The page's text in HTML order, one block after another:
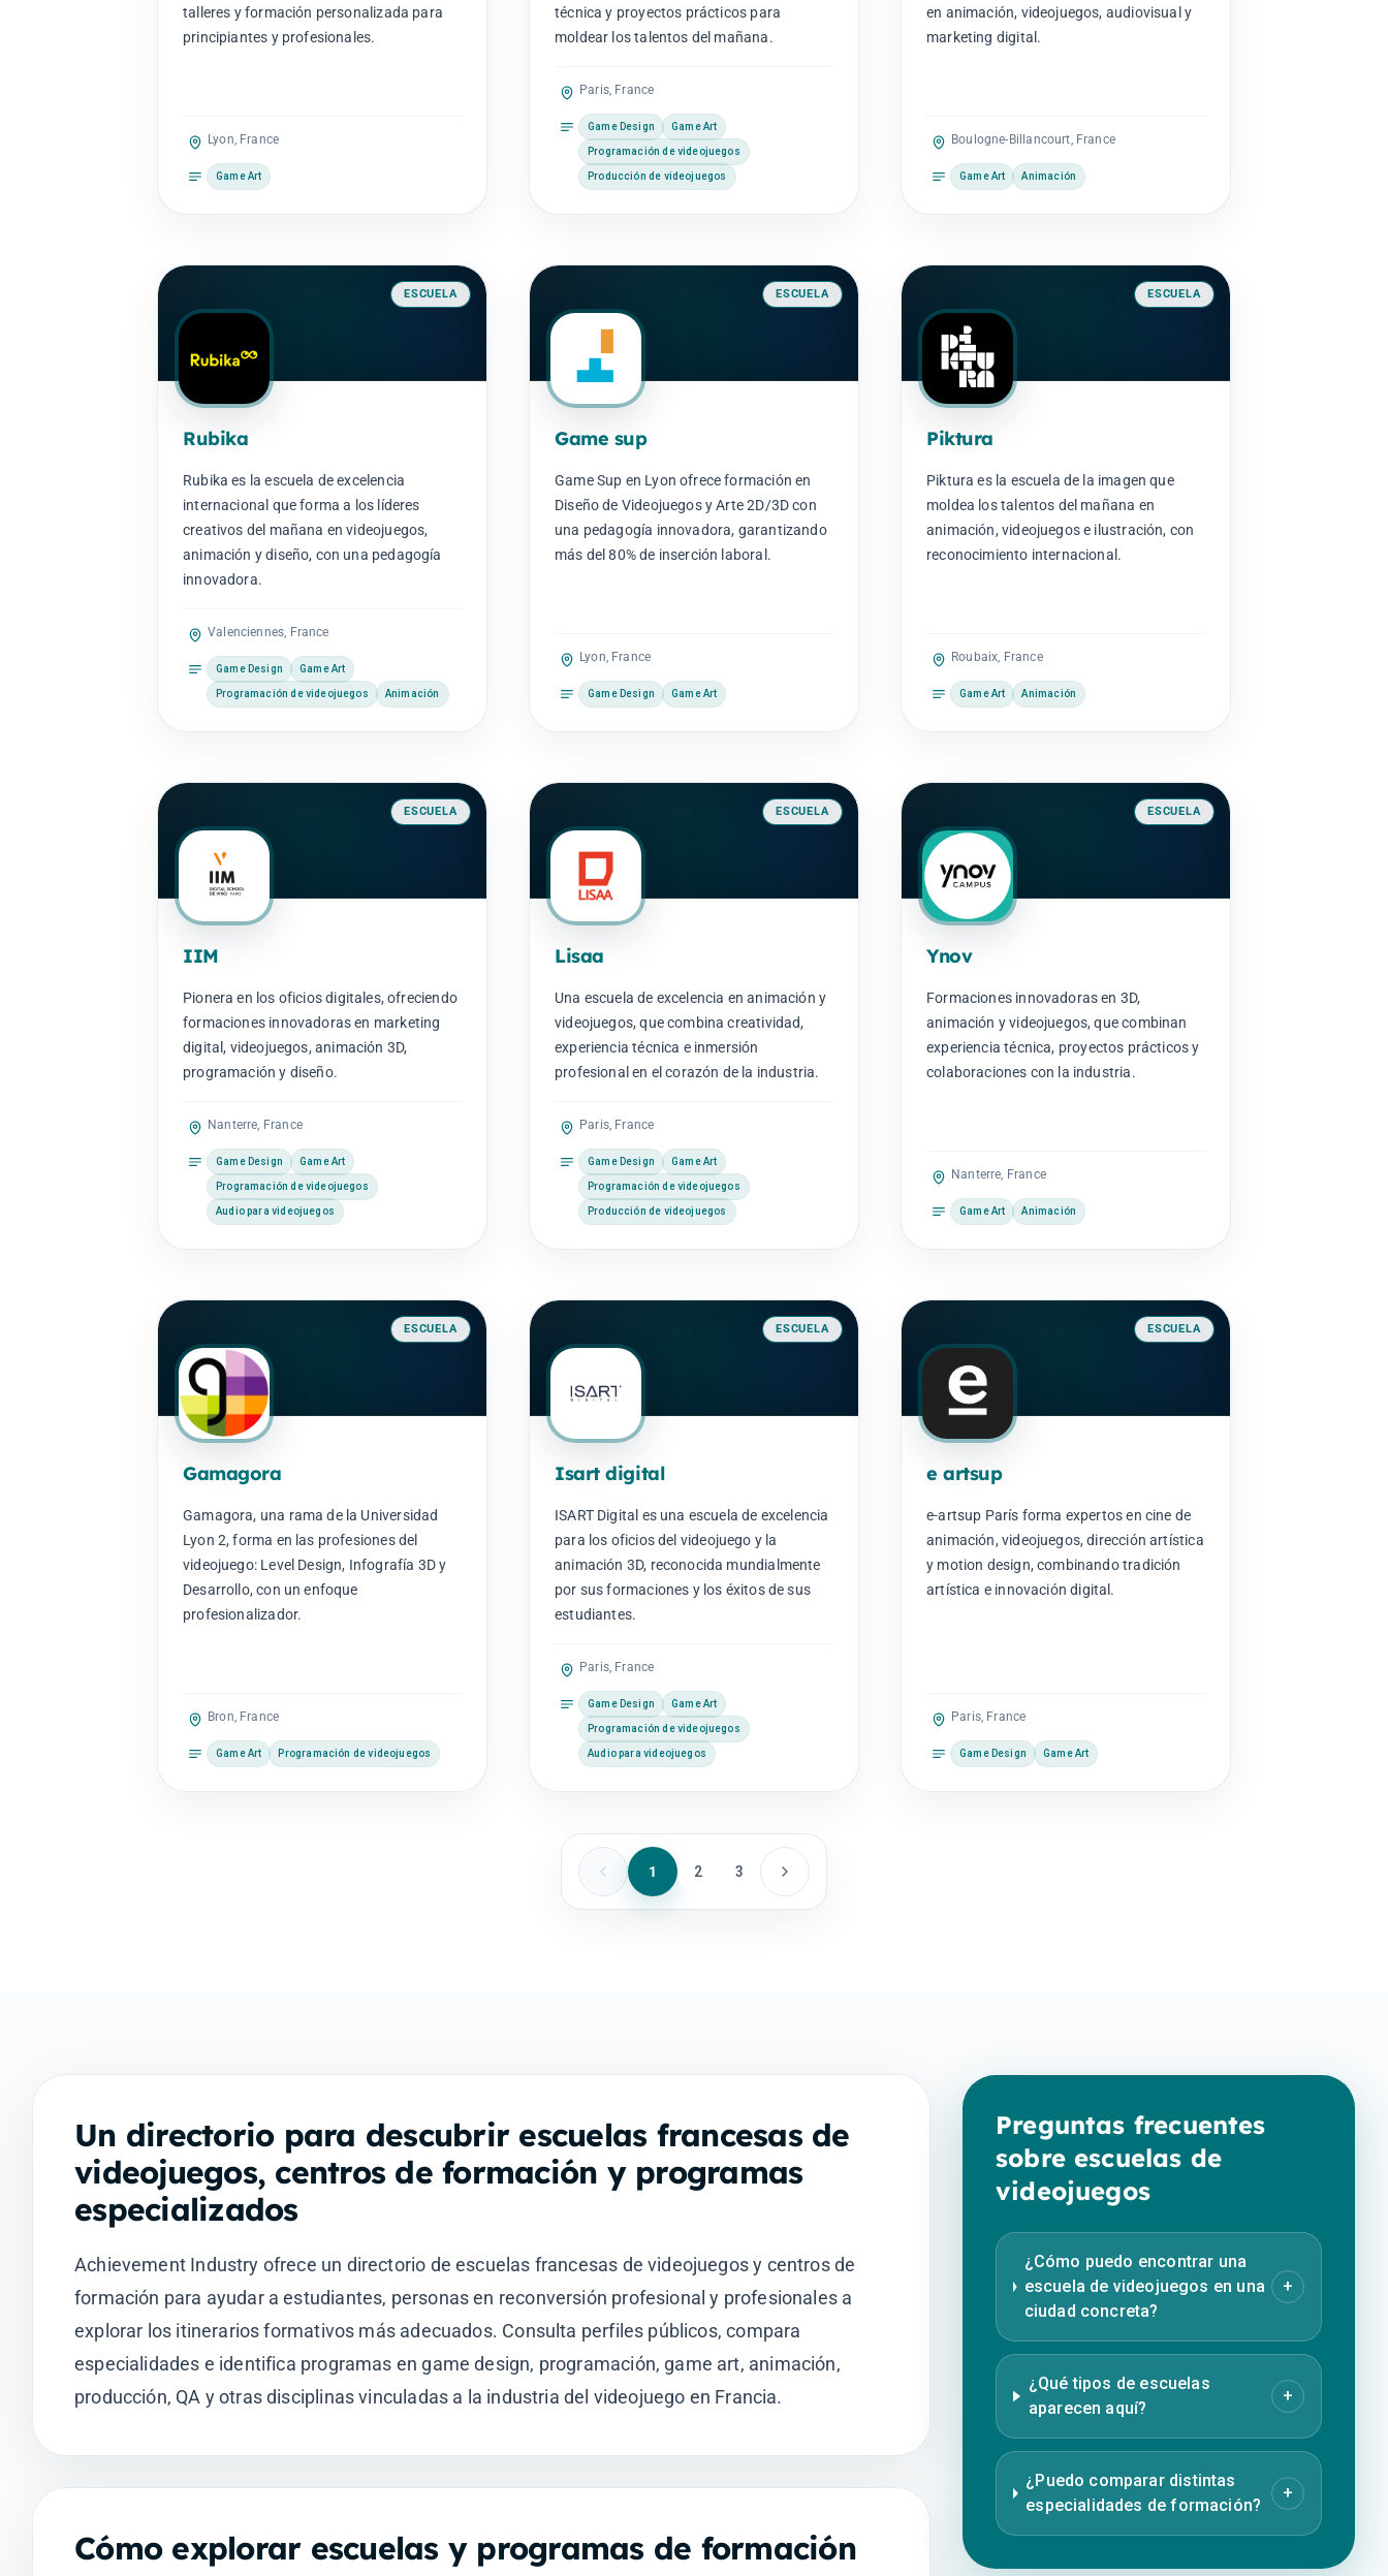
talleres y formación personalizada para
principiantes y profesionales.
Lyon, France
Game Art
técnica y proyectos prácticos para
moldear los talentos del mañana.
Paris, France
Game Design Game Art
Programación de videojuegos
Producción de videojuegos
en animación, videojuegos, audiovisual y
marketing digital.
Boulogne-Billancourt, France
Game Art Animación
ESCUELA
Rubika
Rubika es la escuela de excelencia
internacional que forma a los líderes
creativos del mañana en videojuegos,
animación y diseño, con una pedagogía
innovadora.
Valenciennes, France
Game Design Game Art
Programación de videojuegos Animación
ESCUELA
Game sup
Game Sup en Lyon ofrece formación en
Diseño de Videojuegos y Arte 2D/3D con
una pedagogía innovadora, garantizando
más del 80% de inserción laboral.
Lyon, France
Game Design Game Art
ESCUELA
Piktura
Piktura es la escuela de la imagen que
moldea los talentos del mañana en
animación, videojuegos e ilustración, con
reconocimiento internacional.
Roubaix, France
Game Art Animación
ESCUELA
IIM
Pionera en los oficios digitales, ofreciendo
formaciones innovadoras en marketing
digital, videojuegos, animación 3D,
programación y diseño.
Nanterre, France
Game Design Game Art
Programación de videojuegos
Audio para videojuegos
ESCUELA
Lisaa
Una escuela de excelencia en animación y
videojuegos, que combina creatividad,
experiencia técnica e inmersión
profesional en el corazón de la industria.
Paris, France
Game Design Game Art
Programación de videojuegos
Producción de videojuegos
ESCUELA
Ynov
Formaciones innovadoras en 3D,
animación y videojuegos, que combinan
experiencia técnica, proyectos prácticos y
colaboraciones con la industria.
Nanterre, France
Game Art Animación
ESCUELA
Gamagora
Gamagora, una rama de la Universidad
Lyon 2, forma en las profesiones del
videojuego: Level Design, Infografía 3D y
Desarrollo, con un enfoque
profesionalizador.
Bron, France
Game Art Programación de videojuegos
ESCUELA
Isart digital
ISART Digital es una escuela de excelencia
para los oficios del videojuego y la
animación 3D, reconocida mundialmente
por sus formaciones y los éxitos de sus
estudiantes.
Paris, France
Game Design Game Art
Programación de videojuegos
Audio para videojuegos
ESCUELA
e artsup
e-artsup París forma expertos en cine de
animación, videojuegos, dirección artística
y motion design, combinando tradición
artística e innovación digital.
Paris, France
Game Design Game Art
1 2 3
Un directorio para descubrir escuelas francesas de
videojuegos, centros de formación y programas
especializados
Achievement Industry ofrece un directorio de escuelas francesas de videojuegos y centros de
formación para ayudar a estudiantes, personas en reconversión profesional y profesionales a
explorar los itinerarios formativos más adecuados. Consulta perfiles públicos, compara
especialidades e identifica programas en game design, programación, game art, animación,
producción, QA y otras disciplinas vinculadas a la industria del videojuego en Francia.
Cómo explorar escuelas y programas de formación
Preguntas frecuentes
sobre escuelas de
videojuegos
¿Cómo puedo encontrar una
escuela de videojuegos en una
ciudad concreta?
+
¿Qué tipos de escuelas
aparecen aquí?
+
¿Puedo comparar distintas
especialidades de formación?
+